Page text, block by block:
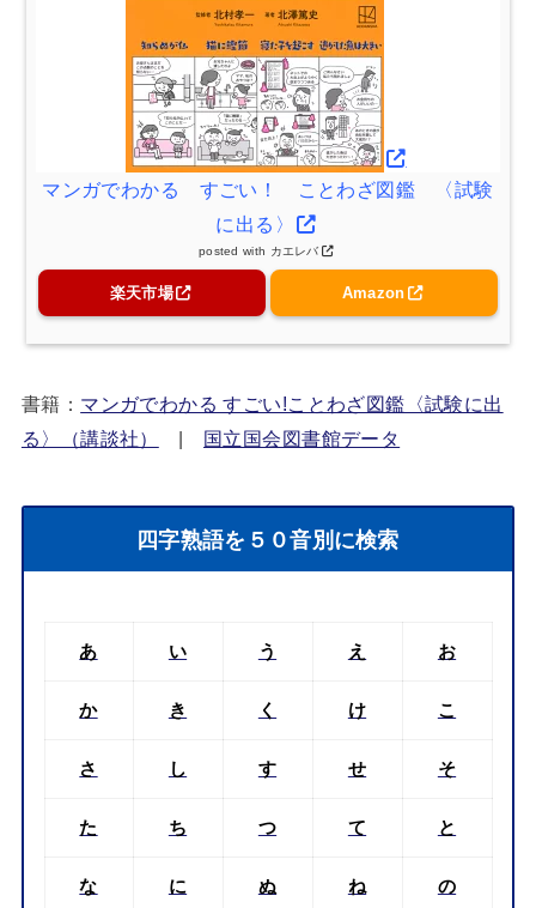
マンガでわかる すごい！ ことわざ図鑑 〈試験
に出る〉
posted with カエレバ
楽天市場 Amazon
書籍： マンガでわかる すごい!ことわざ図鑑〈試験に出
る〉（講談社）
| 国立国会図書館データ
四字熟語を５０音別に検索
あ い う え お
か き く け こ
さ し す せ そ
た ち つ て と
な に ぬ ね の